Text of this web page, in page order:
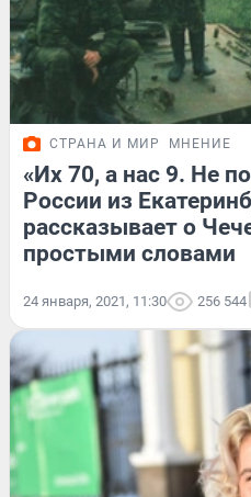
СТРАНА И МИР МНЕНИЕ
«Их 70, а нас 9. Не
России из
рассказывает о
простыми словами
24 января, 2021, 11:30 256 544